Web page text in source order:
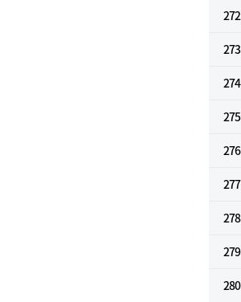
272
273
274
275
276
277
278
279
280